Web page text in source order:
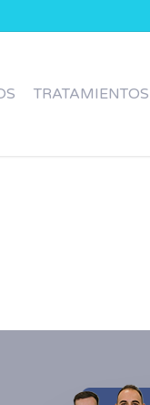
TRATAMIENTOS